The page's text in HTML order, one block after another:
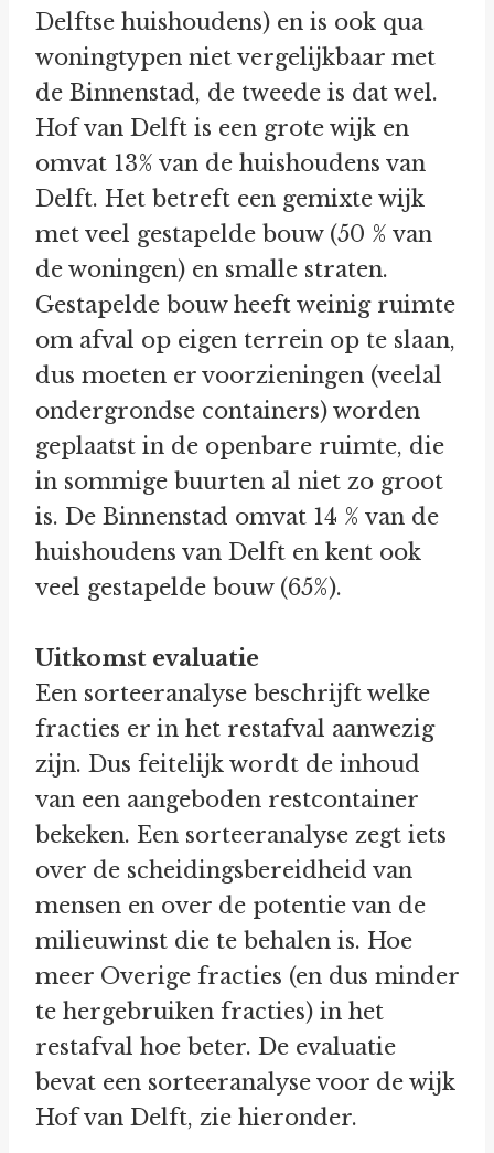
Delftse huishoudens) en is ook qua
woningtypen niet vergelijkbaar met
de Binnenstad, de tweede is dat wel.
Hof van Delft is een grote wijk en
omvat 13% van de huishoudens van
Delft. Het betreft een gemixte wijk
met veel gestapelde bouw (50 % van
de woningen) en smalle straten.
Gestapelde bouw heeft weinig ruimte
om afval op eigen terrein op te slaan,
dus moeten er voorzieningen (veelal
ondergrondse containers) worden
geplaatst in de openbare ruimte, die
in sommige buurten al niet zo groot
is. De Binnenstad omvat 14 % van de
huishoudens van Delft en kent ook
veel gestapelde bouw (65%).
Uitkomst evaluatie
Een sorteeranalyse beschrijft welke
fracties er in het restafval aanwezig
zijn. Dus feitelijk wordt de inhoud
van een aangeboden restcontainer
bekeken. Een sorteeranalyse zegt iets
over de scheidingsbereidheid van
mensen en over de potentie van de
milieuwinst die te behalen is. Hoe
meer Overige fracties (en dus minder
te hergebruiken fracties) in het
restafval hoe beter. De evaluatie
bevat een sorteeranalyse voor de wijk
Hof van Delft, zie hieronder.